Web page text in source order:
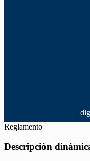
Reglamento
Descripción